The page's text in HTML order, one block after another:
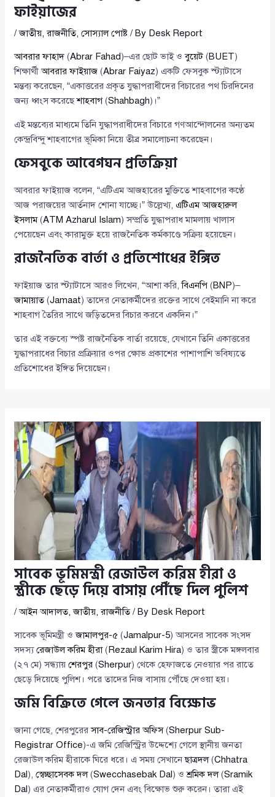
ফাইয়াজের
/জাতীয়,রাজনীতি,সোস্যাল পোষ্ট / By Desk Report
আবরার ফাহাদ (Abrar Fahad)–এর ছোট ভাই ওবুয়েট (BUET)
শিক্ষার্থীআবরার ফাইয়াজ (Abrar Faiyaz) একটি ফেসবুক স্ট্যাটাসে
মন্তব্য করেছেন, “একাত্তরের প্রকৃত যুদ্ধাপরাধীদের বিচারের পথ চিরদিনের
জন্য ধ্বংস করেছেশাহবাগ(Shahbagh)।”
এই মন্তব্যের মাধ্যমে তিনি যুদ্ধাপরাধীদের বিচারে গণআন্দোলনের অন্যতম
কেন্দ্রবিন্দু শাহবাগের ভূমিকা নিয়ে তীব্র সমালোচনা করেছেন।
ফেসবুকে আবেগঘন প্রতিক্রিয়া
আবরার ফাইয়াজ বলেন, “এটিএম আজহারের মুক্তিতে শাহবাগের কণ্ঠে
আজ পরাজয়ের আর্তনাদ শোনা যাচ্ছে।” উল্লেখ্য,এটিএম আজহারুল
ইসলাম(ATM Azharul Islam) সম্প্রতি যুদ্ধাপরাধ মামলায় খালাস
পেয়েছেন এবং কারামুক্ত হয়ে রাজনৈতিক কর্মকাণ্ডে সক্রিয় হয়েছেন।
রাজনৈতিক বার্তা ও প্রতিশোধের ইঙ্গিত
ফাইয়াজ তার স্ট্যাটাসে আরও লিখেন, “আশা করি,বিএনপি (BNP)–
জামায়াত(Jamaat) তাদের নেতাকর্মীদের রক্তের সাথে বেইমানি না করে
শাহবাগ তৈরির সাথে জড়িতদের বিচার করবে একদিন।”
তার এই বক্তব্যে স্পষ্ট রাজনৈতিক বার্তা রয়েছে, যেখানে তিনি একাত্তরের
যুদ্ধাপরাধের বিচার প্রক্রিয়ার ওপর ক্ষোভ প্রকাশের পাশাপাশি ভবিষ্যতে
প্রতিশোধের ইঙ্গিত দিয়েছেন।
সাবেক ভূমিমন্ত্রী রেজাউল করিম হীরা ও
স্ত্রীকে ছেড়ে দিয়ে বাসায় পৌঁছে দিল পুলিশ
/আইন আদালত,জাতীয়,রাজনীতি/ By Desk Report
সাবেক ভূমিমন্ত্রী ওজামালপুর-৫ (Jamalpur-5) আসনের সাবেক সংসদ
সদস্যরেজাউল করিম হীরা( Rezaul Karim Hira) ও তার স্ত্রীকে মঙ্গলবার
(২৭ মে) সন্ধ্যায়শেরপুর (Sherpur) থেকে হেফাজতে নেওয়ার পর রাতে
ছেড়ে দিয়েছে পুলিশ। পরে তাদের নিজ বাসায় পৌঁছে দেওয়া হয়।
জমি বিক্রিতে গেলে জনতার বিক্ষোভ
জানা গেছে, শেরপুরেরসাব-রেজিস্ট্রার অফিস(Sherpur Sub-
Registrar Office)-এ জমি রেজিস্ট্রির উদ্দেশ্যে গেলে স্থানীয় জনতা
রেজাউল করিম হীরাকে ঘিরে ধরে। এ সময় সেখানেছাত্রদল(Chhatra
Dal ),স্বেচ্ছাসেবক দল(Swecchasebak Dal ) ওশ্রমিক দল(Sramik
Dal ) এর নেতাকর্মীরাও যোগ দেন এবং বিক্ষোভ শুরু করেন। তারা এই